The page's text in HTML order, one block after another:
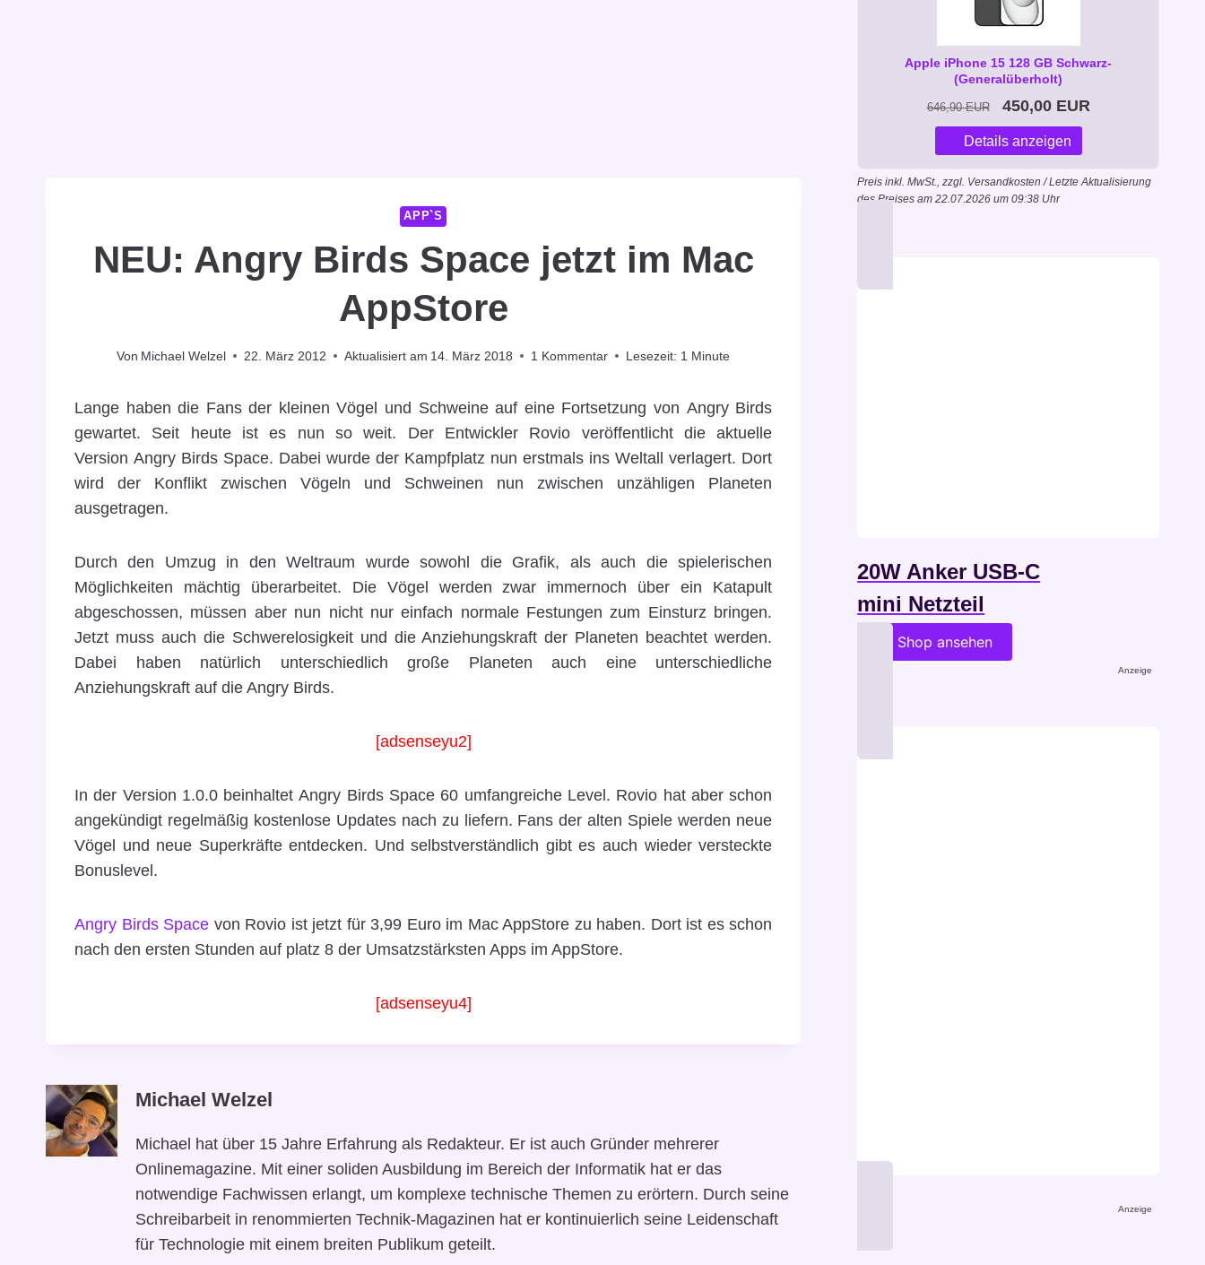
APP`S
NEU: Angry Birds Space jetzt im Mac
AppStore
Von Michael Welzel 22. März 2012 Aktualisiert am 14. März 2018 1 Kommentar Lesezeit: 1 Minute
Lange haben die Fans der kleinen Vögel und Schweine auf eine Fortsetzung von Angry Birds
gewartet. Seit heute ist es nun so weit. Der Entwickler Rovio veröffentlicht die aktuelle
Version Angry Birds Space. Dabei wurde der Kampfplatz nun erstmals ins Weltall verlagert. Dort
wird der Konflikt zwischen Vögeln und Schweinen nun zwischen unzähligen Planeten
ausgetragen.
Durch den Umzug in den Weltraum wurde sowohl die Grafik, als auch die spielerischen
Möglichkeiten mächtig überarbeitet. Die Vögel werden zwar immernoch über ein Katapult
abgeschossen, müssen aber nun nicht nur einfach normale Festungen zum Einsturz bringen.
Jetzt muss auch die Schwerelosigkeit und die Anziehungskraft der Planeten beachtet werden.
Dabei haben natürlich unterschiedlich große Planeten auch eine unterschiedliche
Anziehungskraft auf die Angry Birds.
[adsenseyu2]
In der Version 1.0.0 beinhaltet Angry Birds Space 60 umfangreiche Level. Rovio hat aber schon
angekündigt regelmäßig kostenlose Updates nach zu liefern. Fans der alten Spiele werden neue
Vögel und neue Superkräfte entdecken. Und selbstverständlich gibt es auch wieder versteckte
Bonuslevel.
Angry Birds Space von Rovio ist jetzt für 3,99 Euro im Mac AppStore zu haben. Dort ist es schon
nach den ersten Stunden auf platz 8 der Umsatzstärksten Apps im AppStore.
[adsenseyu4]
Michael Welzel
Michael hat über 15 Jahre Erfahrung als Redakteur. Er ist auch Gründer mehrerer
Onlinemagazine. Mit einer soliden Ausbildung im Bereich der Informatik hat er das
notwendige Fachwissen erlangt, um komplexe technische Themen zu erörtern. Durch seine
Schreibarbeit in renommierten Technik-Magazinen hat er kontinuierlich seine Leidenschaft
für Technologie mit einem breiten Publikum geteilt.
Apple iPhone 15 128 GB Schwarz-
(Generalüberholt)
646,90 EUR 450,00 EUR
Details anzeigen
Preis inkl. MwSt., zzgl. Versandkosten / Letzte Aktualisierung
des Preises am 22.07.2026 um 09:38 Uhr
20W Anker USB-C
mini Netzteil
im Shop ansehen
Anzeige
Anzeige